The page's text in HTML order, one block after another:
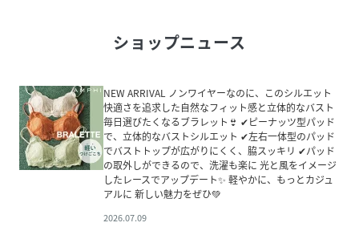
ショップニュース
NEW ARRIVAL ノンワイヤーなのに、このシルエット
快適さを追求した自然なフィット感と立体的なバスト
毎日選びたくなるブラレット👙 ✔ピーナッツ型パッド
で、立体的なバストシルエット ✔左右一体型のパッド
でバストトップが広がりにくく、脇スッキリ ✔パッド
の取外しができるので、洗濯も楽に 光と風をイメージ
したレースでアップデート✨ 軽やかに、もっとカジュ
アルに 新しい魅力をぜひ💚
2026.07.09